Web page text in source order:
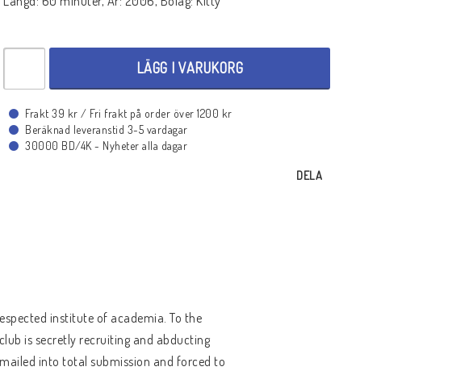
LÄGG I VARUKORG
Frakt 39 kr / Fri frakt på order över 1200 kr
Beräknad leveranstid 3-5 vardagar
30000 BD/4K - Nyheter alla dagar
DELA
institute of academia. To the
is secretly recruiting and abducting
into total submission and forced to